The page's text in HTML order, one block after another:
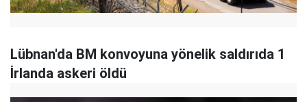
Lübnan'da BM konvoyuna yönelik saldırıda 1
İrlanda askeri öldü